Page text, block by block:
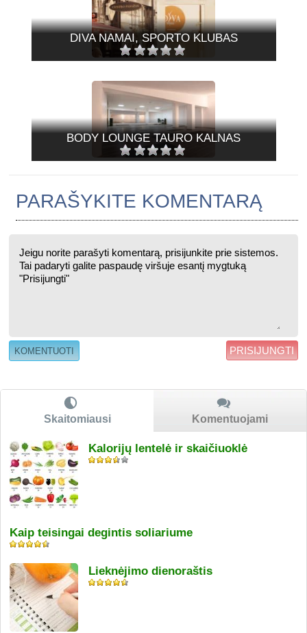
DIVA NAMAI, SPORTO KLUBAS
BODY LOUNGE TAURO KALNAS
PARAŠYKITE KOMENTARĄ
PRISIJUNGTI
Skaitomiausi Komentuojami
Kalorijų lentelė ir skaičiuoklė
Kaip teisingai degintis soliariume
Lieknėjimo dienoraštis